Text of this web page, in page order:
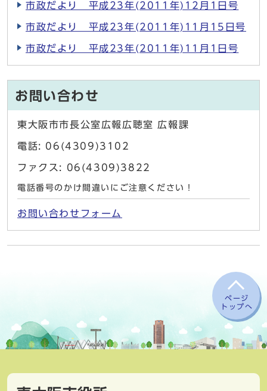
市政だより 平成23年(2011年)12月1日号
市政だより 平成23年(2011年)11月15日号
市政だより 平成23年(2011年)11月1日号
お問い合わせ
東大阪市市長公室広報広聴室 広報課
電話: 06(4309)3102
ファクス: 06(4309)3822
電話番号のかけ間違いにご注意ください！
お問い合わせフォーム
ページ
トップへ